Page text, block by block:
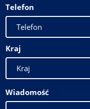
Telefon
Kraj
Wiadomość